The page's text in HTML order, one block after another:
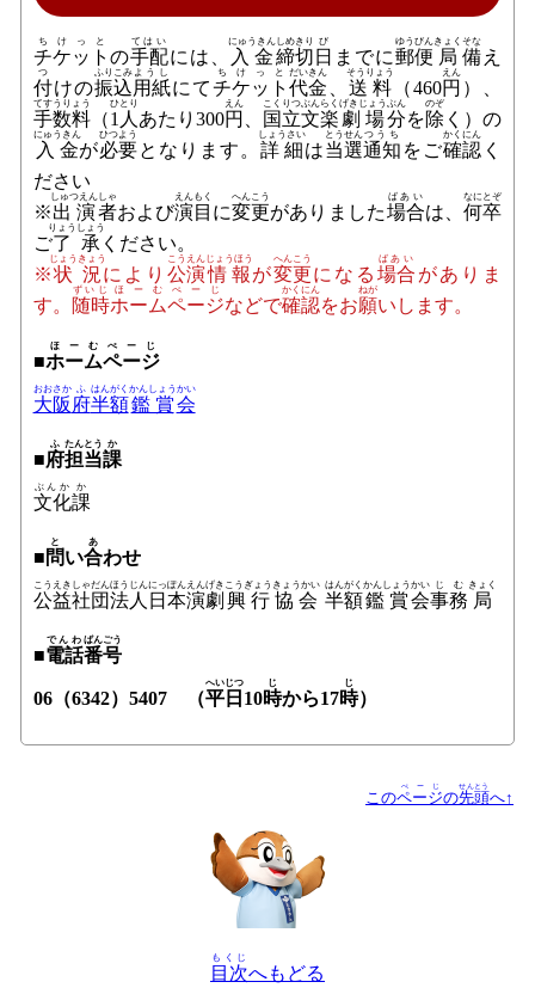
チケット
ちけっと
の手配
てはい
には、 入金
にゅうきん
締切
しめきり
日
び
までに郵便
ゆうびん
局
きょく
備
そな
え
付
つ
けの振込
ふりこみ
用紙
ようし
にてチケット
ちけっと
代金
だいきん
送料
そうりょう
（460円
えん
）、
手数料
てすうりょう
（1人
ひとり
あたり300円
えん
国立
こくりつ
文楽
ぶんらく
劇場
げきじょう
分
ぶん
を除
のぞ
く）の
入金
にゅうきん
が必要
ひつよう
となります。 詳細
しょうさい
は当選
とうせん
通知
つうち
をご確認
かくにん
く
ださい
※出演
しゅつえん
者
しゃ
および演目
えんもく
に変更
へんこう
がありました場合
ばあい
は、 何卒
なにとぞ
ご了承
りょうしょう
ください。
※状況
じょうきょう
により 公演
こうえん
情報
じょうほう
が変更
へんこう
になる 場合
ばあい
がありま
す。
随時
ずいじ
ホームページ
ほーむぺーじ
などで確認
かくにん
をお願
ねが
いします。
■ホームページ
ほーむぺーじ
大阪
おおさか
府
ふ
半額
はんがく
鑑賞
かんしょう
会
かい
■府
ふ
担当
たんとう
課
か
文化
ぶんか
課
か
■問
と
い合
あ
わせ
公益社
こうえきしゃ
団
だん
法人
ほうじん
日本
にっぽん
演劇
えんげき
興行
こうぎょう
協会
きょうかい
半額
はんがく
鑑賞
かんしょう
会
かい
事務
じむ
局
きょく
■電話
でんわ
番号
ばんごう
06（6342）5407 （平日
へいじつ
10時
じ
から17時
じ
）
このページ
ぺーじ
の先頭
せんとう
へ↑
目次
もくじ
へもどる